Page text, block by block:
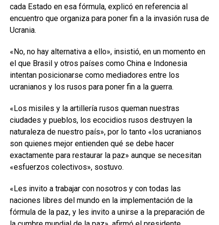
cada Estado en esa fórmula, explicó en referencia al
encuentro que organiza para poner fin a la invasión rusa de
Ucrania.
«No, no hay alternativa a ello», insistió, en un momento en
el que Brasil y otros países como China e Indonesia
intentan posicionarse como mediadores entre los
ucranianos y los rusos para poner fin a la guerra.
«Los misiles y la artillería rusos queman nuestras
ciudades y pueblos, los ecocidios rusos destruyen la
naturaleza de nuestro país», por lo tanto «los ucranianos
son quienes mejor entienden qué se debe hacer
exactamente para restaurar la paz» aunque se necesitan
«esfuerzos colectivos», sostuvo.
«Les invito a trabajar con nosotros y con todas las
naciones libres del mundo en la implementación de la
fórmula de la paz, y les invito a unirse a la preparación de